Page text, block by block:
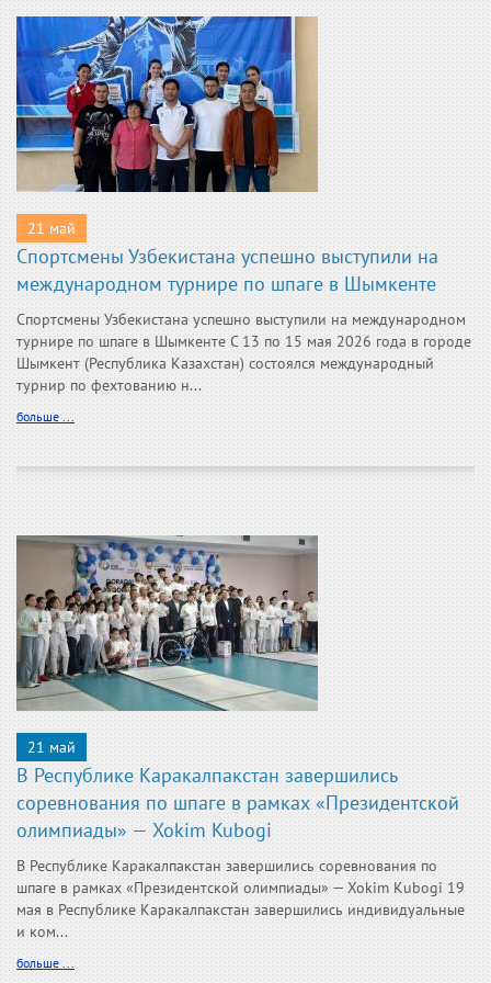
21 май
Спортсмены Узбекистана успешно выступили на
международном турнире по шпаге в Шымкенте
Спортсмены Узбекистана успешно выступили на международном
турнире по шпаге в Шымкенте С 13 по 15 мая 2026 года в городе
Шымкент (Республика Казахстан) состоялся международный
турнир по фехтованию н...
больше ...
21 май
В Республике Каракалпакстан завершились
соревнования по шпаге в рамках «Президентской
олимпиады» — Xokim Kubogi
В Республике Каракалпакстан завершились соревнования по
шпаге в рамках «Президентской олимпиады» — Xokim Kubogi 19
мая в Республике Каракалпакстан завершились индивидуальные
и ком...
больше ...